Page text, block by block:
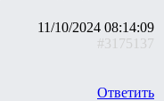
11/10/2024 08:14:09
#3175137
Ответить